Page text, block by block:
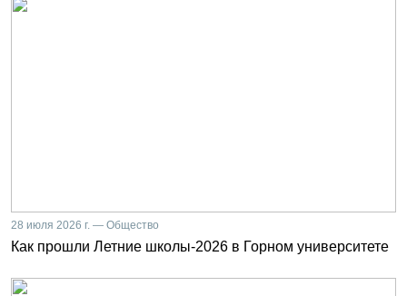
28 июля 2026 г. — Общество
Как прошли Летние школы-2026 в Горном университете